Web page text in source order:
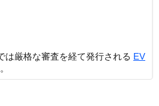
は厳格な審査を経て発行される EV